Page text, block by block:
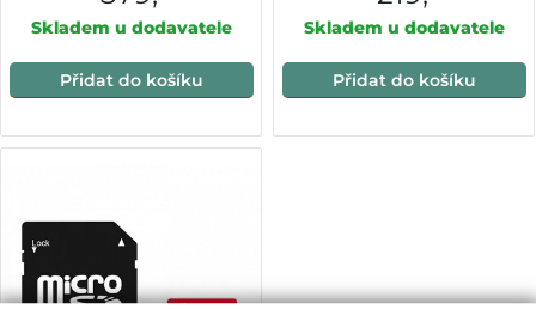
Skladem u dodavatele
Přidat do košíku
Skladem u dodavatele
Přidat do košíku